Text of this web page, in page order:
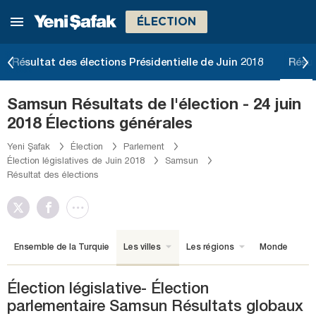
ÉLECTION
Résultat des élections Présidentielle de Juin 2018
Samsun Résultats de l'élection - 24 juin
2018 Élections générales
Yeni Şafak Élection
Parlement
Élection législatives de Juin 2018
Samsun
Résultat des élections
Ensemble de la Turquie Les villes Les régions Monde
Élection législative- Élection
parlementaire Samsun Résultats globaux